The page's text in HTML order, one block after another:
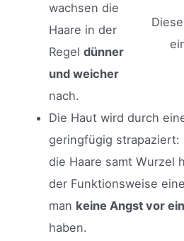
wachsen die
Haare in der
Regeldünner
und weicher
nach.
Die Haut wird durch
geringfügig strapaziert:
die Haare samt Wurzel
der Funktionsweise
man keine Angst vor
haben.